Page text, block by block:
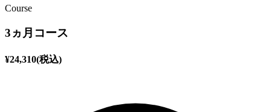
Course
3ヵ月コース
¥24,310(税込)